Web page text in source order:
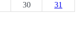
30
31